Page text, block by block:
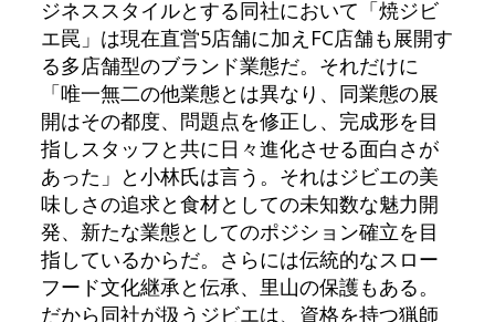
ジネススタイルとする同社において「焼ジビ
エ罠」は現在直営5店舗に加えFC店舗も展開す
る多店舗型のブランド業態だ。それだけに
「唯一無二の他業態とは異なり、同業態の展
開はその都度、問題点を修正し、完成形を目
指しスタッフと共に日々進化させる面白さが
あった」と小林氏は言う。それはジビエの美
味しさの追求と食材としての未知数な魅力開
発、新たな業態としてのポジション確立を目
指しているからだ。さらには伝統的なスロー
フード文化継承と伝承、里山の保護もある。
だから同社が扱うジビエは、資格を持つ猟師